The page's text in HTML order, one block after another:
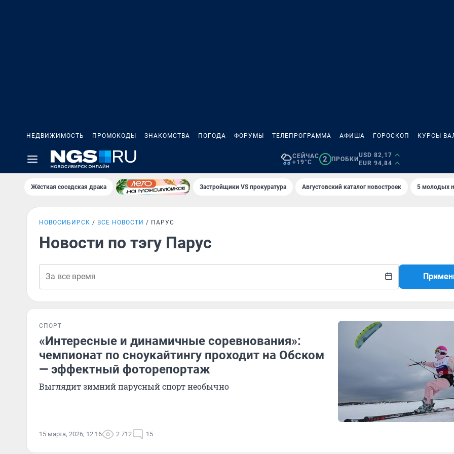
НЕДВИЖИМОСТЬ ПРОМОКОДЫ ЗНАКОМСТВА ПОГОДА ФОРУМЫ ТЕЛЕПРОГРАММА АФИША ГОРОСКОП КУРСЫ
СЕЙЧАС
+19°C
2 ПРОБКИ
USD 82,17
EUR 94,84
Жёсткая соседская драка Застройщики VS прокуратура Августовский каталог новостроек 5 молодых
НОВОСИБИРСК ВСЕ НОВОСТИ ПАРУС
Новости по тэгу Парус
СПОРТ
«Интересные и динамичные соревнования»:
чемпионат по сноукайтингу проходит на Обском
— эффектный фоторепортаж
Выглядит зимний парусный спорт необычно
15 марта, 2026, 12:16 2 712 15